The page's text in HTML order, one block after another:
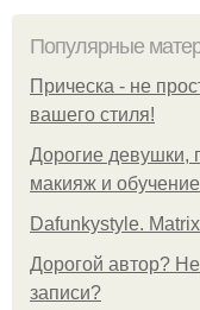
Популярные
Прическа - не
вашего стиля!
Дорогие девушки,
макияж и
Dafunkystyle.
Дорогой автор? Не
записи?